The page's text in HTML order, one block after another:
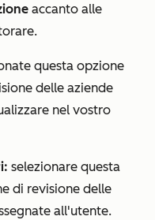
accanto alle
questa opzione
delle aziende
nel vostro
selezionare questa
di revisione delle
all'utente.